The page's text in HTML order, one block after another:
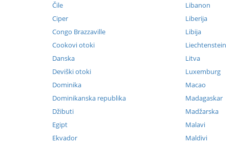
Čile
Ciper
Congo Brazzaville
Cookovi otoki
Danska
Deviški otoki
Dominika
Dominikanska republika
Džibuti
Egipt
Ekvador
Libanon
Liberija
Libija
Liechtenstein
Litva
Luxemburg
Macao
Madagaskar
Madžarska
Malavi
Maldivi